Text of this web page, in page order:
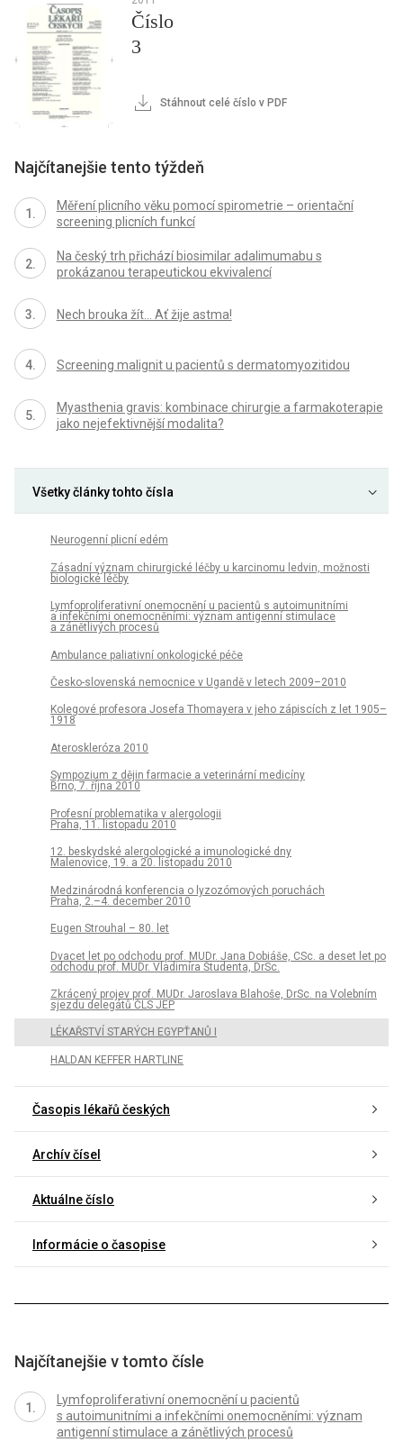
Číslo
3
Stáhnout celé číslo v PDF
Najčítanejšie tento týždeň
Měření plicního věku pomocí spirometrie – orientační
screening plicních funkcí
Na český trh přichází biosimilar adalimumabu s
prokázanou terapeutickou ekvivalencí
Nech brouka žít… Ať žije astma!
Screening malignit u pacientů s dermatomyozitidou
Myasthenia gravis: kombinace chirurgie a farmakoterapie
jako nejefektivnější modalita?
Všetky články tohto čísla
Neurogenní plicní edém
Zásadní význam chirurgické léčby u karcinomu ledvin, možnosti
biologické léčby
Lymfoproliferativní onemocnění u pacientů s autoimunitními
a infekčními onemocněními: význam antigenní stimulace
a zánětlivých procesů
Ambulance paliativní onkologické péče
Česko-slovenská nemocnice v Ugandě v letech 2009–2010
Kolegové profesora Josefa Thomayera v jeho zápiscích z let 1905–
1918
Ateroskleróza 2010
Sympozium z dějin farmacie a veterinární medicíny
Brno, 7. října 2010
Profesní problematika v alergologii
Praha, 11. listopadu 2010
12. beskydské alergologické a imunologické dny
Malenovice, 19. a 20. listopadu 2010
Medzinárodná konferencia o lyzozómových poruchách
Praha, 2.–4. december 2010
Eugen Strouhal – 80. let
Dvacet let po odchodu prof. MUDr. Jana Dobiáše, CSc. a deset let po
odchodu prof. MUDr. Vladimíra Študenta, DrSc.
Zkrácený projev prof. MUDr. Jaroslava Blahoše, DrSc. na Volebním
sjezdu delegátů ČLS JEP
LÉKAŘSTVÍ STARÝCH EGYPŤANŮ I
HALDAN KEFFER HARTLINE
Časopis lékařů českých
Archív čísel
Aktuálne číslo
Informácie o časopise
Najčítanejšie v tomto čísle
Lymfoproliferativní onemocnění u pacientů
s autoimunitními a infekčními onemocněními: význam
antigenní stimulace a zánětlivých procesů